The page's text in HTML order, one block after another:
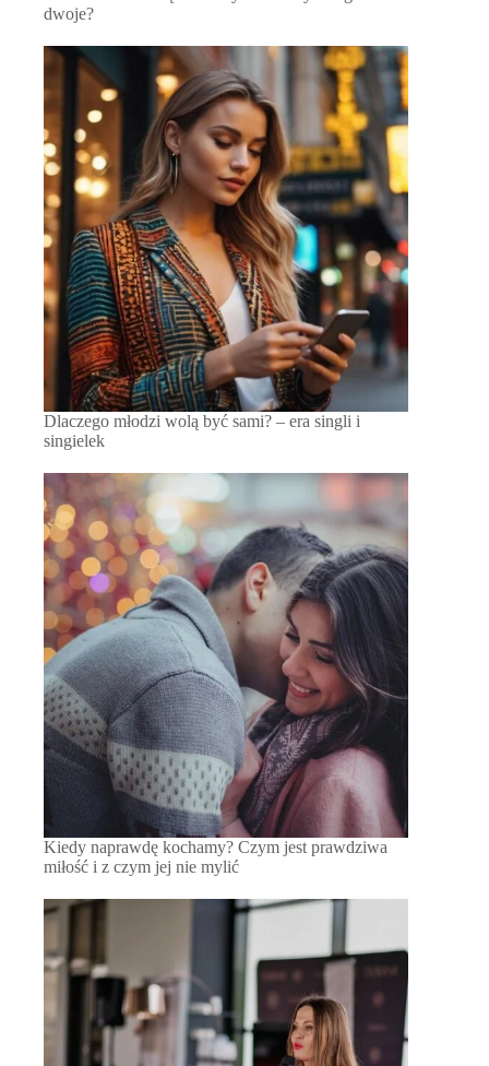
dwoje?
Dlaczego młodzi wolą być sami? – era singli i
singielek
Kiedy naprawdę kochamy? Czym jest prawdziwa
miłość i z czym jej nie mylić